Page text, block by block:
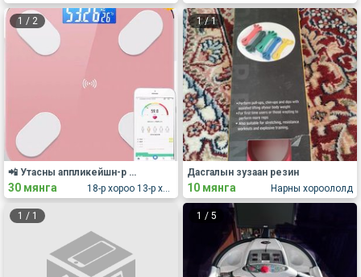
1 / 2
📲 Утасны аппликейшн-р холбогддог биеийн ерөнхий үзүүлэлт шалгадаг ухаалаг жин
30 мянга
1/1
Нарны хороололд
Дасгалын зузаан резин
10 мянга
1 / 1 1 / 5